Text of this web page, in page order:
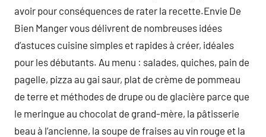
avoir pour conséquences de rater la recette.Envie De
Bien Manger vous délivrent de nombreuses idées
d’astuces cuisine simples et rapides à créer, idéales
pour les débutants. Au menu : salades, quiches, pain de
pagelle, pizza au gai saur, plat de crème de pommeau
de terre et méthodes de drupe ou de glacière parce que
le meringue au chocolat de grand-mère, la pâtisserie
beau à l’ancienne, la soupe de fraises au vin rouge et la